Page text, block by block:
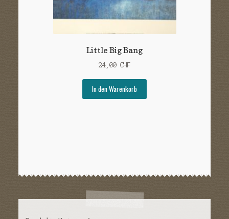
Little Big Bang
24,00 CHF
In den Warenkorb